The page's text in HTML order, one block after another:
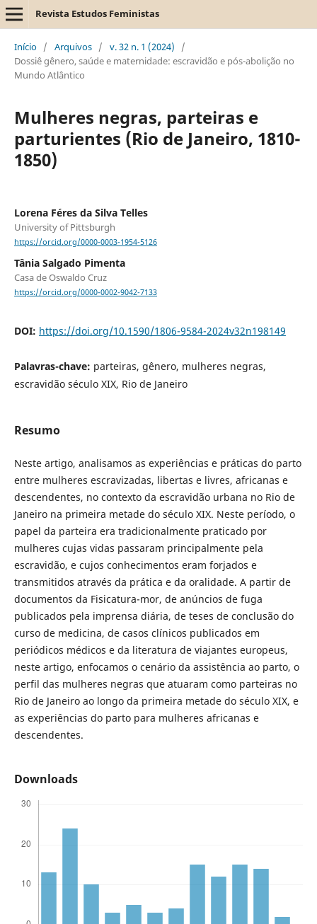
Revista Estudos Feministas
Início / Arquivos / v. 32 n. 1 (2024)
/
Dossiê gênero, saúde e maternidade: escravidão e pós-abolição no
Mundo Atlântico
Mulheres negras, parteiras e
parturientes (Rio de Janeiro, 1810-
1850)
Lorena Féres da Silva Telles
University of Pittsburgh
https://orcid.org/0000-0003-1954-5126
Tânia Salgado Pimenta
Casa de Oswaldo Cruz
https://orcid.org/0000-0002-9042-7133
DOI: https://doi.org/10.1590/1806-9584-2024v32n198149
Palavras-chave: parteiras, gênero, mulheres negras,
escravidão século XIX, Rio de Janeiro
Resumo
Neste artigo, analisamos as experiências e práticas do parto
entre mulheres escravizadas, libertas e livres, africanas e
descendentes, no contexto da escravidão urbana no Rio de
Janeiro na primeira metade do século XIX. Neste período, o
papel da parteira era tradicionalmente praticado por
mulheres cujas vidas passaram principalmente pela
escravidão, e cujos conhecimentos eram forjados e
transmitidos através da prática e da oralidade. A partir de
documentos da Fisicatura-mor, de anúncios de fuga
publicados pela imprensa diária, de teses de conclusão do
curso de medicina, de casos clínicos publicados em
periódicos médicos e da literatura de viajantes europeus,
neste artigo, enfocamos o cenário da assistência ao parto, o
perfil das mulheres negras que atuaram como parteiras no
Rio de Janeiro ao longo da primeira metade do século XIX, e
as experiências do parto para mulheres africanas e
descendentes.
Downloads